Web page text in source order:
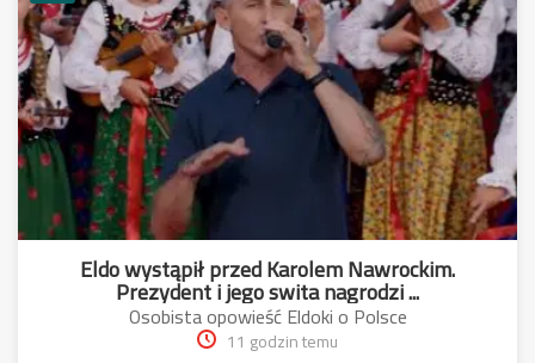
Eldo wystąpił przed Karolem Nawrockim.
Prezydent i jego swita nagrodzi ...
Osobista opowieść Eldoki o Polsce
11 godzin temu